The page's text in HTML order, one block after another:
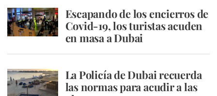
Escapando de los encierros de
Covid-19, los turistas acuden
en masa a Dubai
La Policía de Dubai recuerda
las normas para acudir a las